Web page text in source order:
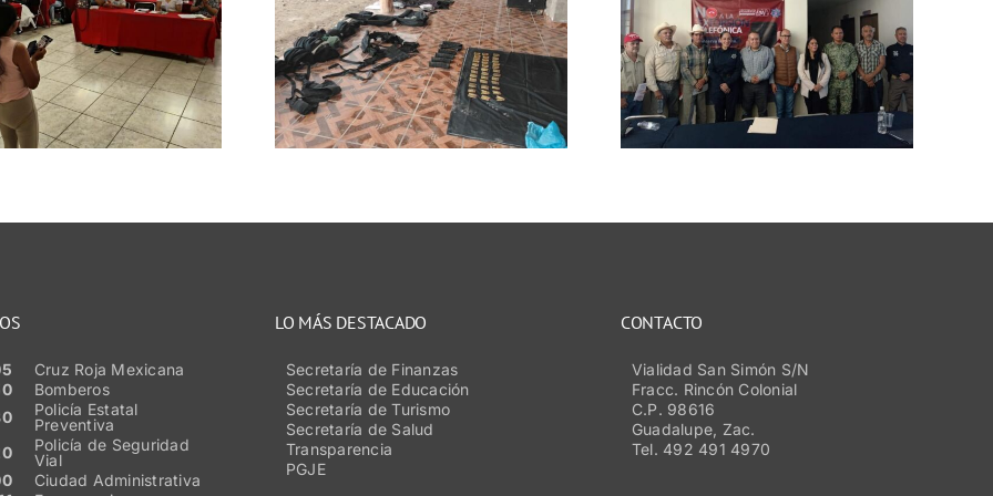
privada de la
libertad durante
operativo
coordinado de
Fuerzas de
Seguridad
Morelos acciones
preventivas contra
la extorsión con
sectores
productivos y
comerciales
Cruz Roja Mexicana
Bomberos
Policía Estatal
Preventiva
Policía de Seguridad
Vial
Ciudad Administrativa
LO MÁS DESTACADO
Secretaría de Finanzas
Secretaría de Educación
Secretaría de Turismo
Secretaría de Salud
Transparencia
PGJE
CONTACTO
Vialidad San Simón S/N
Fracc. Rincón Colonial
C.P. 98616
Guadalupe, Zac.
Tel. 492 491 4970